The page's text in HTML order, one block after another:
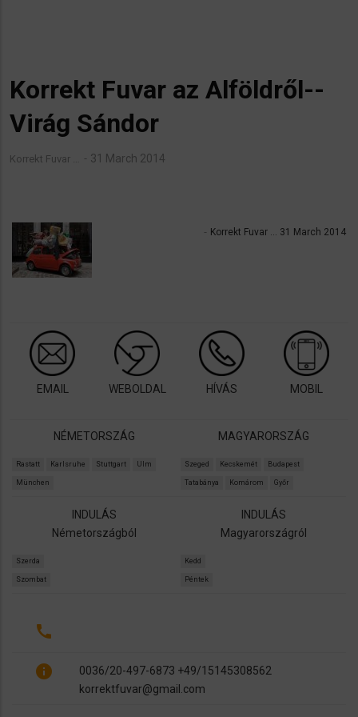
Korrekt Fuvar az Alföldről--
Virág Sándor
Korrekt Fuvar … 31 March 2014
Korrekt Fuvar … 31 March 2014
EMAIL WEBOLDAL HÍVÁS MOBIL
NÉMETORSZÁG MAGYARORSZÁG
Rastatt Karlsruhe Stuttgart Ulm
München
Szeged Kecskemét Budapest
Tatabánya Komárom Győr
INDULÁS
Németországból
INDULÁS
Magyarországról
Szerda
Szombat
Kedd
Péntek
call
info
0036/20-497-6873 +49/15145308562
korrektfuvar@gmail.com